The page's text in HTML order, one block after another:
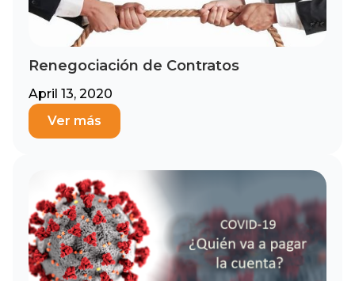
Renegociación de Contratos
April 13, 2020
Ver más